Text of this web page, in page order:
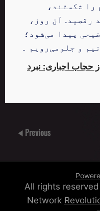
را شکستند،
رقصید. آن روز،
پیدا می‌شود؛
و جلومی‌رویم ۔
/ فراتر از حجاب اجباری: نبرد
Previous
All rights
Network